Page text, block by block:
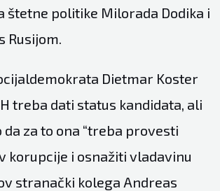
štetne politike Milorada Dodika i
Rusijom.
Dietmar Koster
treba dati status kandidata, ali
da za to ona “treba provesti
korupcije i osnažiti vladavinu
stranački kolega Andreas